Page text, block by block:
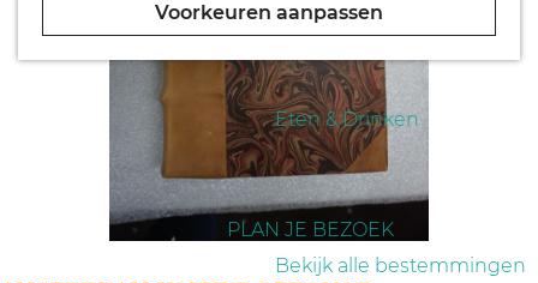
Voorkeuren aanpassen
Eten & Drinken
PLAN JE BEZOEK
Bekijk alle bestemmingen